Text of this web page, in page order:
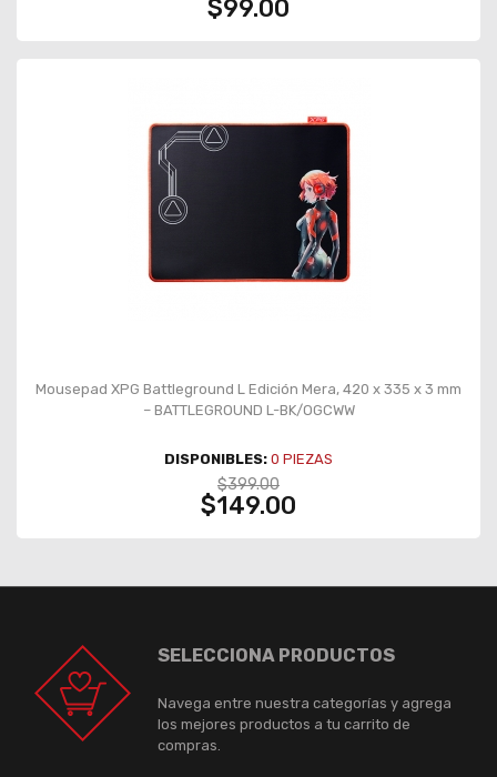
$99.00
Mousepad XPG Battleground L Edición Mera, 420 x 335 x 3 mm
– BATTLEGROUND L-BK/OGCWW
DISPONIBLES: 0 PIEZAS
$399.00
$149.00
SELECCIONA PRODUCTOS
Navega entre nuestra categorías y agrega
los mejores productos a tu carrito de
compras.